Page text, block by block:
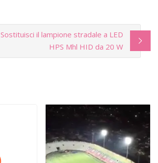
Sostituisci il lampione stradale a LED
HPS Mhl HID da 20 W